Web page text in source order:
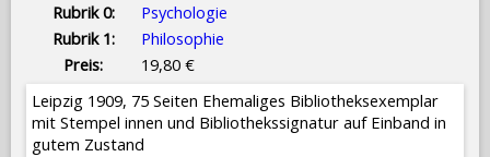
Rubrik 0:
Psychologie
Rubrik 1:
Philosophie
Preis:
19,80 €
Leipzig 1909, 75 Seiten Ehemaliges Bibliotheksexemplar
mit Stempel innen und Bibliothekssignatur auf Einband in
gutem Zustand